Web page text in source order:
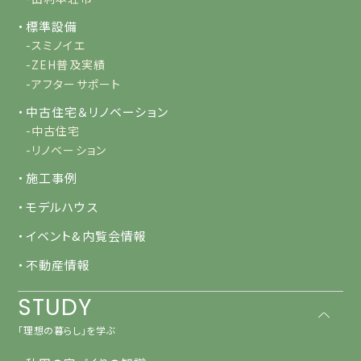
・標準設備
-スミノイエ
-ZEH普及実績
-アフターサポート
・中古住宅＆リノベーション
-中古住宅
-リノベーション
・施工事例
・モデルハウス
・イベント&内覧会情報
・不動産情報
STUDY
「理想の暮らし」を学ぶ